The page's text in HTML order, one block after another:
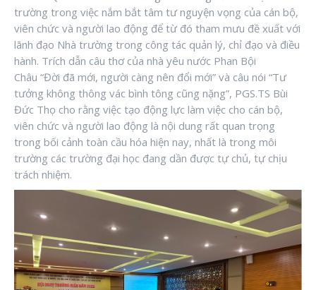
trường trong việc nắm bắt tâm tư nguyện vọng của cán bộ,
viên chức và người lao động để từ đó tham mưu đề xuất với
lãnh đạo Nhà trường trong công tác quản lý, chỉ đạo và điều
hành. Trích dẫn câu thơ của nhà yêu nước Phan Bội
Châu “Đời đã mới, người càng nên đổi mới” và câu nói “Tư
tưởng không thông vác bình tông cũng nặng”, PGS.TS Bùi
Đức Thọ cho rằng việc tạo động lực làm việc cho cán bộ,
viên chức và người lao động là nội dung rất quan trọng
trong bối cảnh toàn cầu hóa hiện nay, nhất là trong môi
trường các trường đại học đang dần được tự chủ, tự chịu
trách nhiệm.